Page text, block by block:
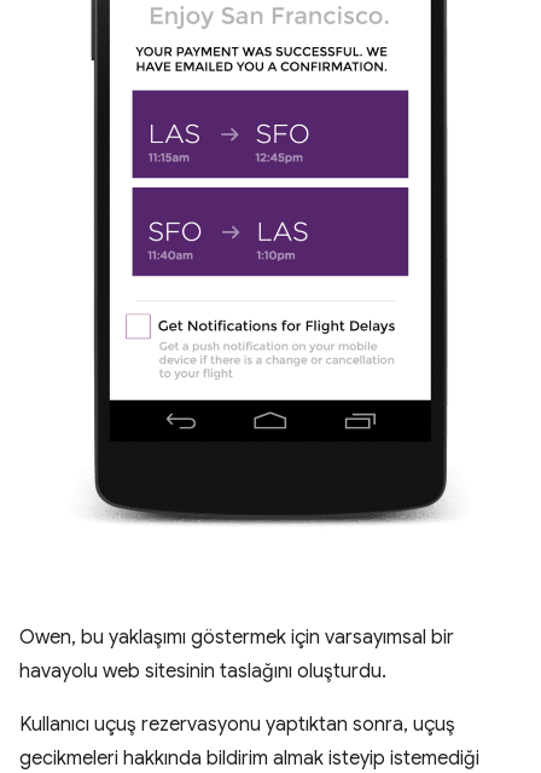
Owen, bu yaklaşımı göstermek için varsayımsal bir
havayolu web sitesinin taslağını oluşturdu.
Kullanıcı uçuş rezervasyonu yaptıktan sonra, uçuş
gecikmeleri hakkında bildirim almak isteyip istemediği